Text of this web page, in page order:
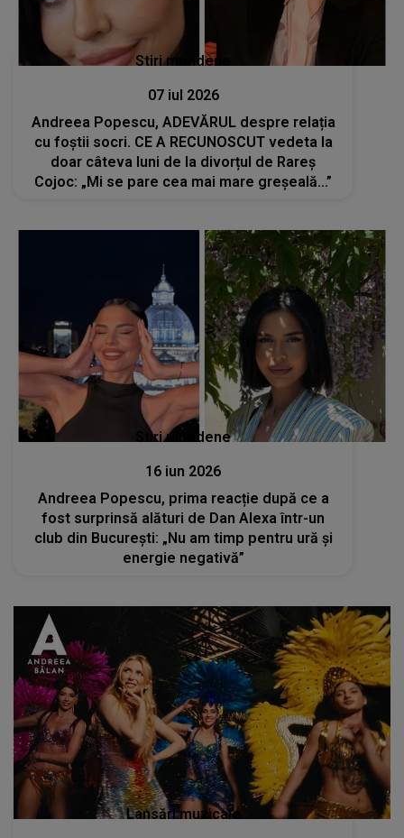
Stiri mondene
07 iul 2026
Andreea Popescu, ADEVĂRUL despre relația
cu foștii socri. CE A RECUNOSCUT vedeta la
doar câteva luni de la divorțul de Rareș
Cojoc: „Mi se pare cea mai mare greșeală...”
Stiri mondene
16 iun 2026
Andreea Popescu, prima reacție după ce a
fost surprinsă alături de Dan Alexa într-un
club din București: „Nu am timp pentru ură și
energie negativă”
Lansări muzicale